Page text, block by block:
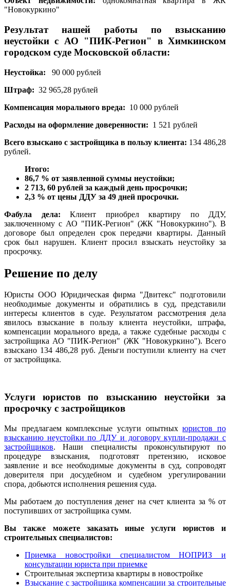
"Новокуркино"
Результат нашей работы по взысканию
неустойки с АО "ПИК-Регион" в Химкинском
городском суде Московской области:
Неустойка:
90 000 рублей
Штраф: 32 965,28 рублей
Компенсация морального вреда: 10 000 рублей
Расходы на оформление доверенности: 1 521 рублей
Всего взыскано с застройщика в пользу клиента: 134 486,28
рублей.
Итого:
86,7 % от заявленной суммы неустойки;
2 713, 60 рублей за каждый день просрочки;
2,3 % от цены ДДУ за 49 дней просрочки.
Фабула дела: Клиент приобрел квартиру по ДДУ,
заключенному с АО "ПИК-Регион" (ЖК "Новокуркино"). В
договоре был определен срок передачи квартиры. Данный
срок был нарушен. Клиент просил взыскать неустойку за
просрочку.
Решение по делу
Юристы ООО Юридическая фирма "Двитекс" подготовили
необходимые документы и обратились в суд, представили
интересы клиентов в суде. Результатом рассмотрения дела
явилось взыскание в пользу клиента неустойки, штрафа,
компенсации морального вреда, а также судебные расходы с
застройщика АО "ПИК-Регион" (ЖК "Новокуркино"). Всего
взыскано 134 486,28 руб. Деньги поступили клиенту на счет
от застройщика.
Услуги юристов по взысканию неустойки за
просрочку с застройщиков
Мы предлагаем комплексные услуги опытныхюристов по
взысканию неустойки по ДДУ и договору купли-продажи с
застройщиков. Наши специалисты проконсультируют по
процедуре взыскания, подготовят претензию, исковое
заявление и все необходимые документы в суд, сопроводят
доверителя при досудебном и судебном урегулировании
спора, добьются исполнения решения суда.
Мы работаем до поступления денег на счет клиента за % от
поступивших от застройщика сумм.
Вы также можете заказать иные услуги юристов и
строительных специалистов:
Приемка новостройки специалистом НОПРИЗ и
консультации юриста при приемке
Строительная экспертиза квартиры в новостройке
Взыскание с застройщика компенсации за строительные